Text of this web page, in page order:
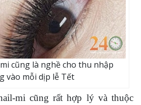
cũng là nghề cho thu nhập
vào mỗi dịp lễ Tết
mi cũng rất hợp lý và thuộc